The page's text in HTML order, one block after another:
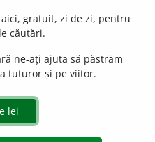
gratuit, zi de zi, pentru
căutări.
ne-ați ajuta să păstrăm
tuturor și pe viitor.